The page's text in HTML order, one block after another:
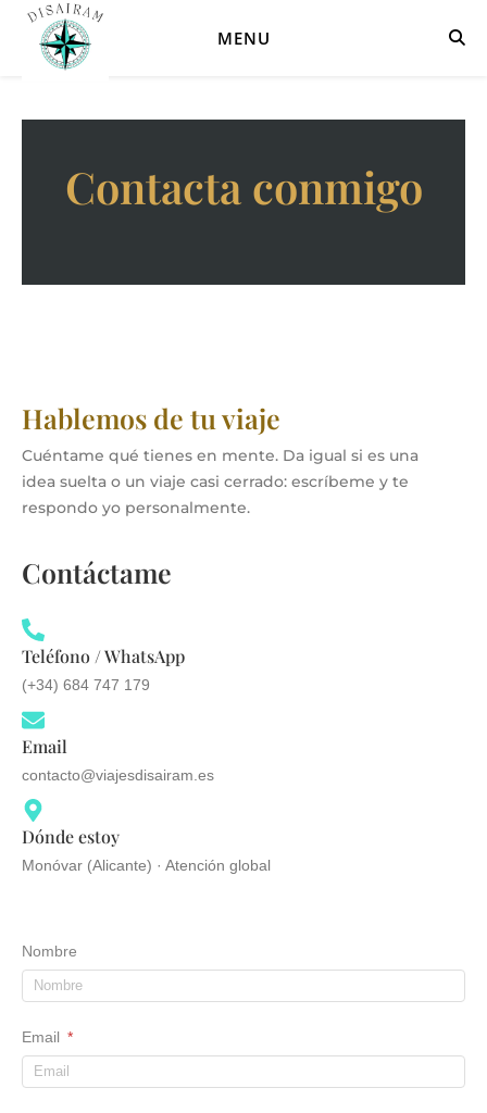
MENU
Contacta conmigo
Hablemos de tu viaje
Cuéntame qué tienes en mente. Da igual si es una
idea suelta o un viaje casi cerrado: escríbeme y te
respondo yo personalmente.
Contáctame
Teléfono / WhatsApp
(+34) 684 747 179
Email
contacto@viajesdisairam.es
Dónde estoy
Monóvar (Alicante) · Atención global
Nombre
Email